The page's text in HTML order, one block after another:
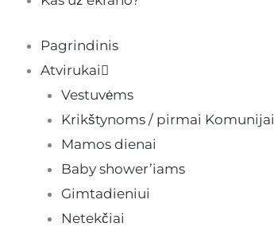
Pagrindinis
Atvirukai
Vestuvėms
Krikštynoms / pirmai Komunijai
Mamos dienai
Baby shower’iams
Gimtadieniui
Netekčiai